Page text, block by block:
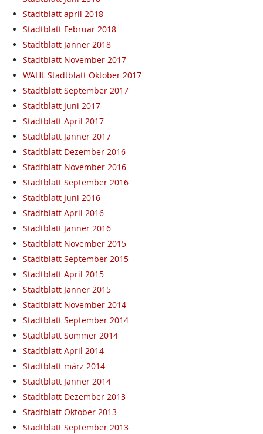
Stadtblatt april 2018
Stadtblatt Februar 2018
Stadtblatt Jänner 2018
Stadtblatt November 2017
WAHL Stadtblatt Oktober 2017
Stadtblatt September 2017
Stadtblatt Juni 2017
Stadtblatt April 2017
Stadtblatt Jänner 2017
Stadtblatt Dezember 2016
Stadtblatt November 2016
Stadtblatt September 2016
Stadtblatt Juni 2016
Stadtblatt April 2016
Stadtblatt Jänner 2016
Stadtblatt November 2015
Stadtblatt September 2015
Stadtblatt April 2015
Stadtblatt Jänner 2015
Stadtblatt November 2014
Stadtblatt September 2014
Stadtblatt Sommer 2014
Stadtblatt April 2014
Stadtblatt märz 2014
Stadtblatt Jänner 2014
Stadtblatt Dezember 2013
Stadtblatt Oktober 2013
Stadtblatt September 2013